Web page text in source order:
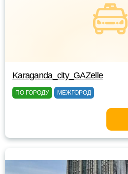
Karaganda_city_GAZelle
ПО ГОРОДУ МЕЖГОРОД